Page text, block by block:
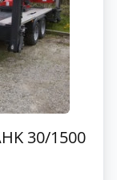
30/1500